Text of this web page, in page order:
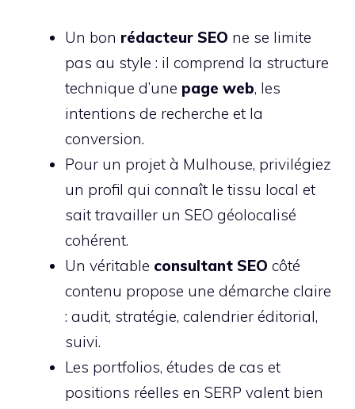
Un bon rédacteur SEO ne se limite
pas au style : il comprend la structure
technique d’une page web, les
intentions de recherche et la
conversion.
Pour un projet à Mulhouse, privilégiez
un profil qui connaît le tissu local et
sait travailler un SEO géolocalisé
cohérent.
Un véritable consultant SEO côté
contenu propose une démarche claire
: audit, stratégie, calendrier éditorial,
suivi.
Les portfolios, études de cas et
positions réelles en SERP valent bien